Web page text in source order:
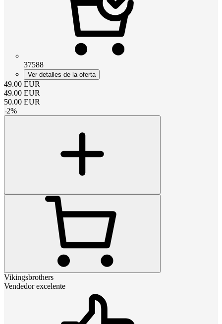
37588
Ver detalles de la oferta
49.00 EUR
49.00 EUR
50.00 EUR
-2%
Vikingsbrothers
Vendedor excelente